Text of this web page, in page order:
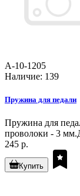
A-10-1205
Наличие: 139
Пружина для педали
Пружина для
проволоки - 3
245 р.
Купить